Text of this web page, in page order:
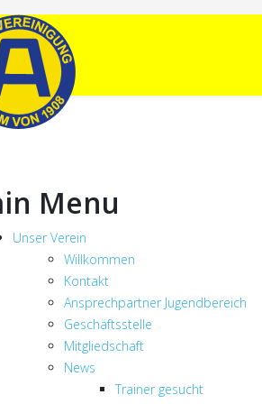
Menu
Unser Verein
Willkommen
Kontakt
Ansprechpartner Jugendbereich
Geschäftsstelle
Mitgliedschaft
News
Trainer gesucht